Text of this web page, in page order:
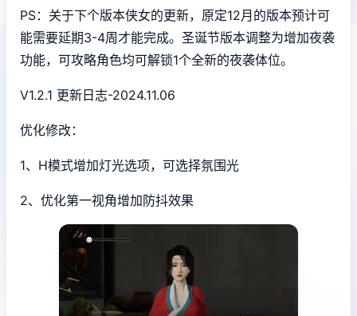
PS：关于下个版本侠女的更新，原定12月的版本预计可
能需要延期3-4周才能完成。圣诞节版本调整为增加夜袭
功能，可攻略角色均可解锁1个全新的夜袭体位。
V1.2.1 更新日志-2024.11.06
优化修改：
1、H模式增加灯光选项，可选择氛围光
2、优化第一视角增加防抖效果